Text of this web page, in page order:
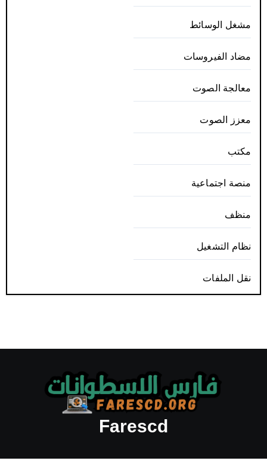
مشغل الوسائط
مضاد الفيروسات
معالجة الصوت
معزز الصوت
مكتب
منصة اجتماعية
منظف
نظام التشغيل
نقل الملفات
Farescd